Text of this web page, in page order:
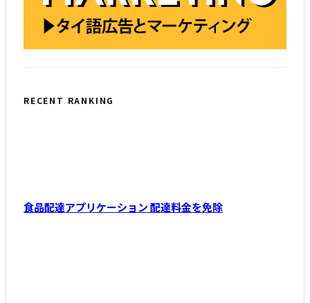
RECENT RANKING
食品配達アプリケーション 配達料金を免除